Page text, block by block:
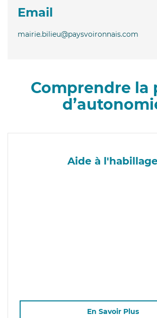
Email
mairie.bilieu@paysvoironnais.com
Comprendre la
Aide à l'habillage
En Savoir Plus